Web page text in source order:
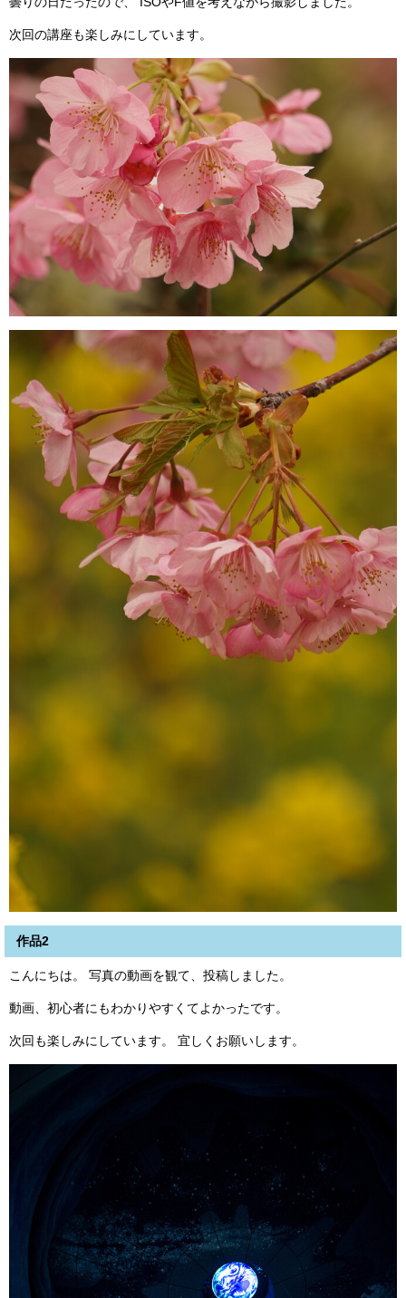
次回の講座も楽しみにしています。
作品2
こんにちは。 写真の動画を観て、投稿しました。
動画、初心者にもわかりやすくてよかったです。
次回も楽しみにしています。 宜しくお願いします。